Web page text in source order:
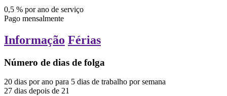
0,5 % por ano de serviço
Pago mensalmente
Informação Férias
Número de dias de folga
20 dias por ano para 5 dias de trabalho por semana
27 dias depois de 21